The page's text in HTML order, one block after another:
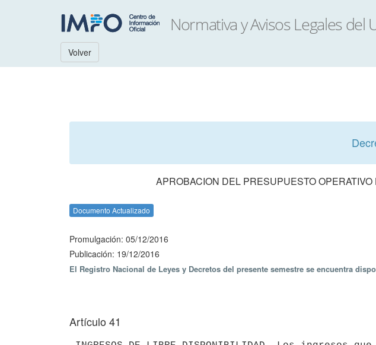
Volver
APROBACION DEL PRESUPUESTO
Documento Actualizado
Promulgación: 05/12/2016
Publicación: 19/12/2016
El Registro Nacional de Leyes y Decretos del presente semestre se encuentra
Artículo 41